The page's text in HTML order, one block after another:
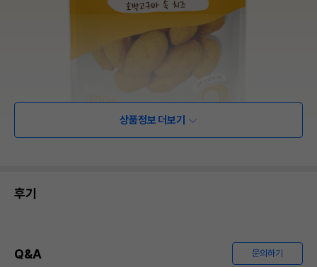
상품정보 더보기
후기
Q&A 문의하기